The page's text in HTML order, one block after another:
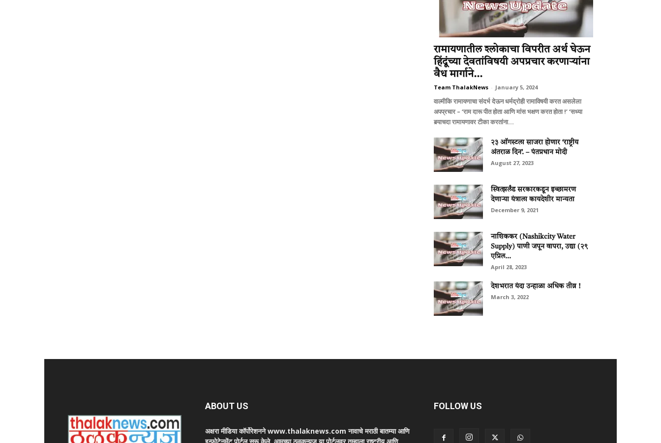
रामायणातील श्लोकाचा विपरीत अर्थ घेऊन
हिंदूंच्या देवतांविषयी अपप्रचार करणार्‍यांना
वैध मार्गाने...
Team ThalakNews - January 5, 2024
वाल्मीकि रामायणाचा संदर्भ देऊन धर्मद्रोही रामाविषयी करत असलेला
अपप्रचार – ‘राम दारू पीत होता आणि मांस भक्षण करत होता !’ ‘सध्या
बर्‍याचदा रामायणावर टीका करतांना...
२३ ऑगस्टला साजरा होणार ‘राष्ट्रीय
अंतराळ दिन’. – पंतप्रधान मोदी
August 27, 2023
स्वित्झर्लंड सरकारकडून इच्छामरण
देणार्‍या यंत्राला कायदेशीर मान्यता
December 9, 2021
नाशिककर (Nashikcity Water
Supply) पाणी जपून वापरा, उद्या (२९
एप्रिल...
April 28, 2023
देशभरात यंदा उन्हाळा अधिक तीव्र !
March 3, 2022
ABOUT US
अक्षरा मीडिया कॉर्पोरेशनने www.thalaknews.com नावाचे मराठी बातम्या आणि
FOLLOW US